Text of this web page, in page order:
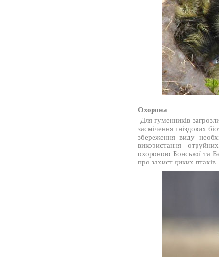
Охорона
Для гуменників
засмічення гніздових
збереження виду
використання
охороною Бонської та
про захист диких птахів.